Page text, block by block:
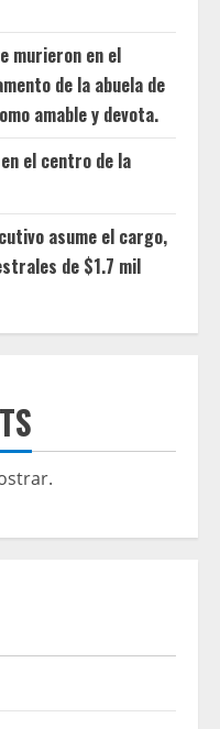
murieron en el
de la abuela de
amable y devota.
el centro de la
asume el cargo,
de $1.7 mil